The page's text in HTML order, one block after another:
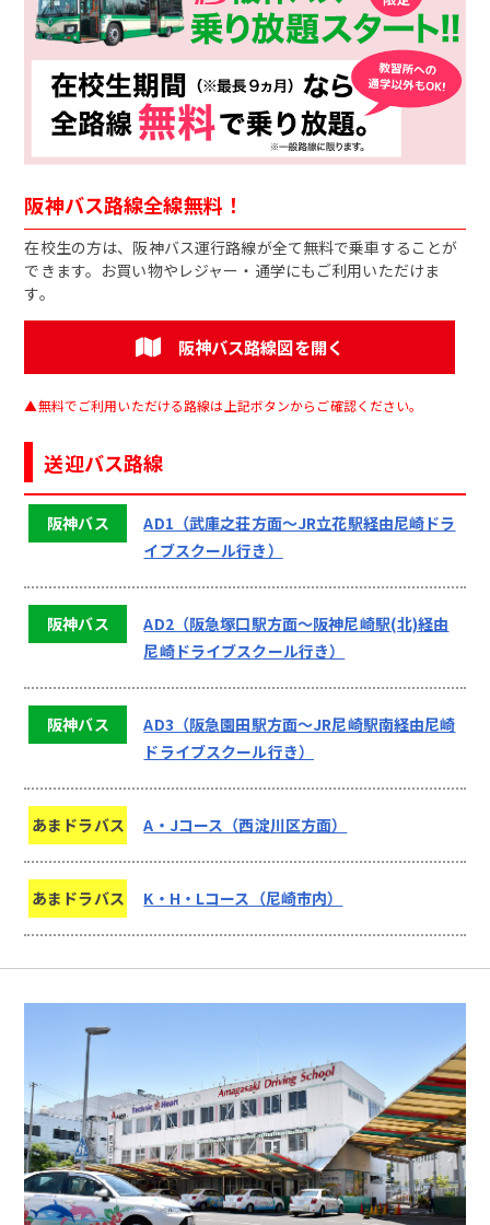
阪神バス路線全線無料！
在校生の方は、阪神バス運行路線が全て無料で乗車することが
できます。お買い物やレジャー・通学にもご利用いただけま
す。
阪神バス路線図を開く
▲無料でご利用いただける路線は上記ボタンからご確認ください。
送迎バス路線
阪神バス
AD1（武庫之荘方面～JR立花駅経由尼崎ドラ
イブスクール行き）
阪神バス
AD2（阪急塚口駅方面～阪神尼崎駅(北)経由
尼崎ドライブスクール行き）
阪神バス
AD3（阪急園田駅方面～JR尼崎駅南経由尼崎
ドライブスクール行き）
あまドラバス A・Jコース（西淀川区方面）
あまドラバス K・H・Lコース（尼崎市内）